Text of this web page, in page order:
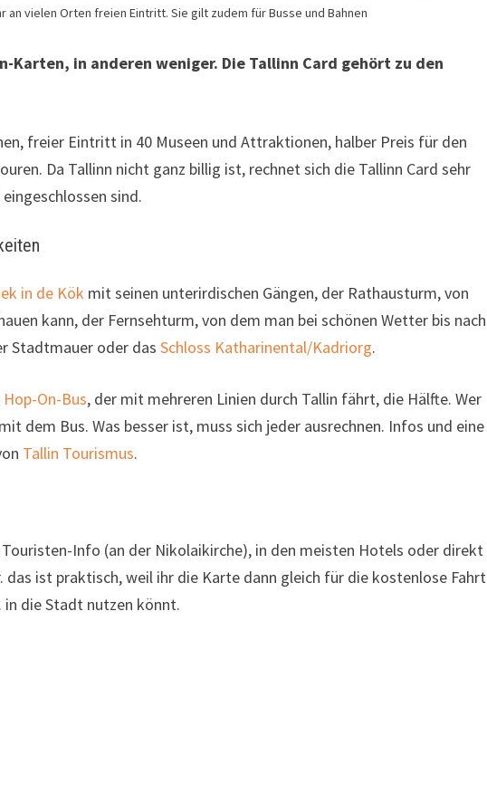
an vielen Orten freien Eintritt. Sie gilt zudem für Busse und Bahnen
Karten, in anderen weniger. Die Tallinn Card gehört zu den
freier Eintritt in 40 Museen und Attraktionen, halber Preis für den
Da Tallinn nicht ganz billig ist, rechnet sich die Tallinn Card sehr
sind.
in de Kök mit seinen unterirdischen Gängen, der Rathausturm, von
kann, der Fernsehturm, von dem man bei schönen Wetter bis nach
Stadtmauer oder dasSchloss Katharinental/Kadriorg.
Hop-On-Bus, der mit mehreren Linien durch Tallin fährt, die Hälfte. Wer
dem Bus. Was besser ist, muss sich jeder ausrechnen. Infos und eine
Tallin Tourismus.
Info (an der Nikolaikirche), in den meisten Hotels oder direkt
das ist praktisch, weil ihr die Karte dann gleich für die kostenlose Fahrt
die Stadt nutzen könnt.